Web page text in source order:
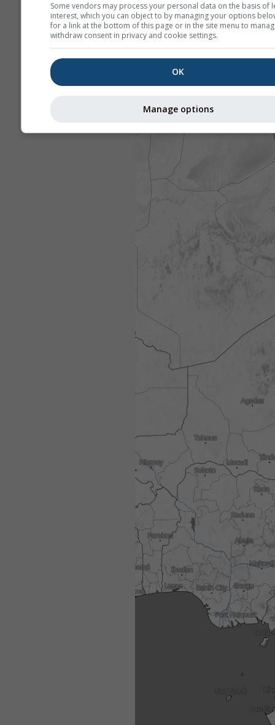
Some vendors may process your personal data on the basis of
interest, which you can object to by managing your options
for a link at the bottom of this page or in the site menu to
withdraw consent in privacy and cookie settings.
OK
Manage options